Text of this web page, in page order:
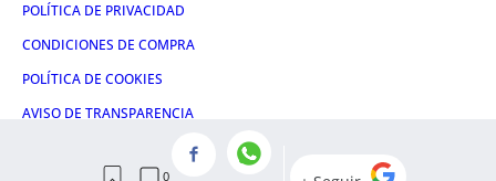
POLÍTICA DE PRIVACIDAD
CONDICIONES DE COMPRA
POLÍTICA DE COOKIES
AVISO DE TRANSPARENCIA